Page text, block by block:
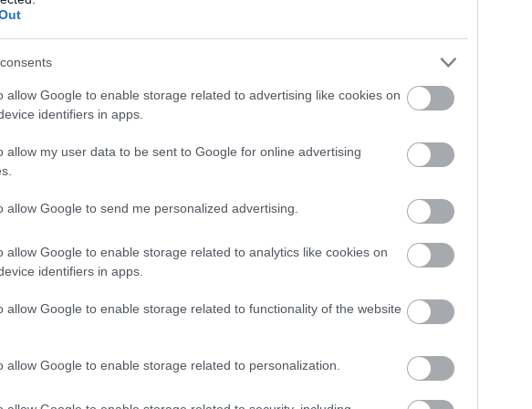
allow Google to enable storage related to advertising like cookies on
identifiers in apps.
allow my user data to be sent to Google for online advertising
allow Google to send me personalized advertising.
allow Google to enable storage related to analytics like cookies on
identifiers in apps.
allow Google to enable storage related to functionality of the website
allow Google to enable storage related to personalization.
χρόνο με τον χρόνο τη δυναμική του,
τον αθλητισμό, τη φιλοξενία και
χορηγός επικοινωνίας το
τις στιγμές και τις δράσεις του
07.08.2026 | 14:45
Πότε θα πληρωθούν
οι συντάξεις
07.08.2026 | 14:30
Γυναίκα έχασε την
ζωή της
07.08.2026 | 14:15